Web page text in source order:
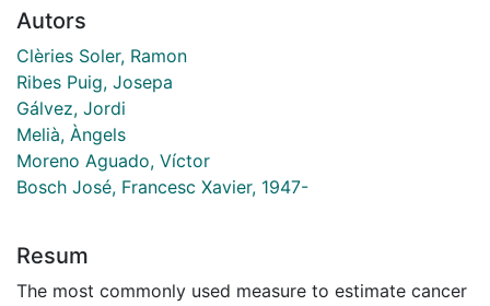
Autors
Clèries Soler, Ramon
Ribes Puig, Josepa
Gálvez, Jordi
Melià, Àngels
Moreno Aguado, Víctor
Bosch José, Francesc Xavier, 1947-
Resum
The most commonly used measure to estimate cancer